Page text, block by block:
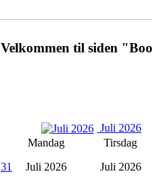
Velkommen til siden
Juli 2026
Mandag
Tirsdag
31
Juli 2026 Juli 2026